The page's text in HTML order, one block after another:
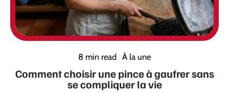
8 min read À la une
Comment choisir une pince à gaufrer sans
se compliquer la vie